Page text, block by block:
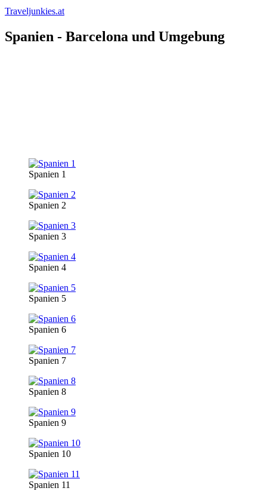
Traveljunkies.at
Spanien - Barcelona und Umgebung
Spanien 1
Spanien 2
Spanien 3
Spanien 4
Spanien 5
Spanien 6
Spanien 7
Spanien 8
Spanien 9
Spanien 10
Spanien 11